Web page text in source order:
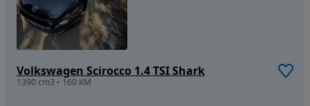
Volkswagen Scirocco 1.4 TSI Shark
1390 cm3 • 160 KM